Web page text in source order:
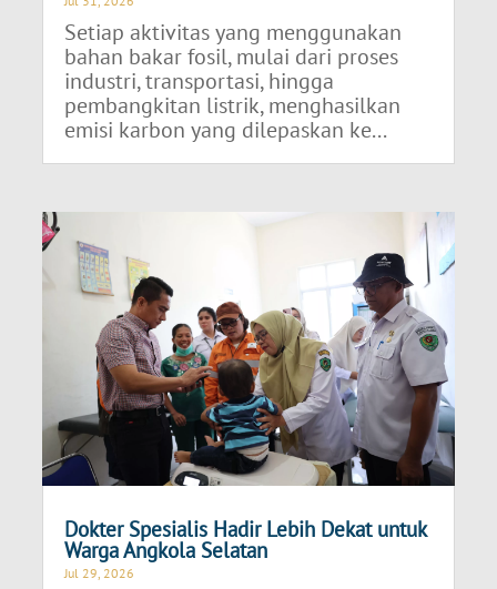
Setiap aktivitas yang menggunakan
bahan bakar fosil, mulai dari proses
industri, transportasi, hingga
pembangkitan listrik, menghasilkan
emisi karbon yang dilepaskan ke...
Dokter Spesialis Hadir Lebih Dekat untuk
Warga Angkola Selatan
Jul 29, 2026